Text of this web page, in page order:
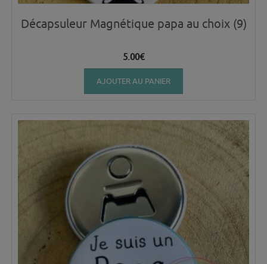
Décapsuleur Magnétique papa au choix (9)
5.00€
AJOUTER AU PANIER